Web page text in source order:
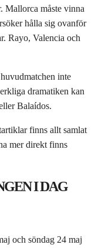
Mallorca måste vinna
hålla sig ovanför
Rayo, Valencia och
inte
dramatiken kan
Balaídos.
finns allt samlat
mer direkt finns
I DAG
och söndag 24 maj